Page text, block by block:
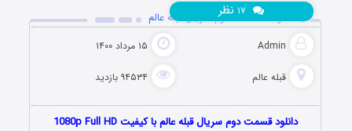
دانلود قسمت 2 دوم سریال قبله عالم
Admin ۱۵ مرداد ۱۴۰۰
قبله عالم ۹۴۵۳۴ بازدید
نظر
دانلود قسمت دوم سریال قبله عالم با کیفیت 1080p Full HD